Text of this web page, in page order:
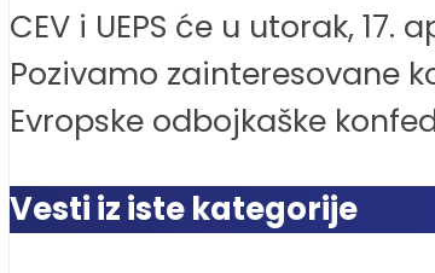
CEV i UEPS će u utorak,
Pozivamo zainteresovane
Evropske odbojkaške
Vesti iz iste kategorije